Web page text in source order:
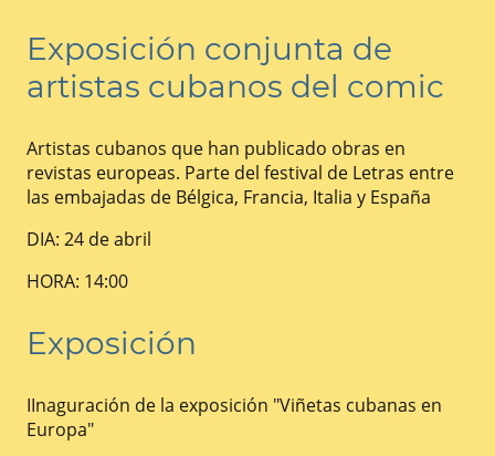
Exposición conjunta de
artistas cubanos del comic
Artistas cubanos que han publicado obras en
revistas europeas. Parte del festival de Letras entre
las embajadas de Bélgica, Francia, Italia y España
DIA: 24 de abril
HORA: 14:00
Exposición
IInaguración de la exposición "Viñetas cubanas en
Europa"